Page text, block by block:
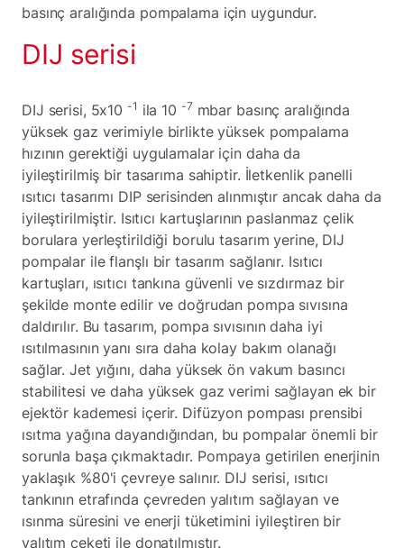
basınç aralığında pompalama için uygundur.
DIJ serisi
DIJ serisi, 5x10 -1 ila 10 -7 mbar basınç aralığında
yüksek gaz verimiyle birlikte yüksek pompalama
hızının gerektiği uygulamalar için daha da
iyileştirilmiş bir tasarıma sahiptir. İletkenlik panelli
ısıtıcı tasarımı DIP serisinden alınmıştır ancak daha da
iyileştirilmiştir. Isıtıcı kartuşlarının paslanmaz çelik
borulara yerleştirildiği borulu tasarım yerine, DIJ
pompalar ile flanşlı bir tasarım sağlanır. Isıtıcı
kartuşları, ısıtıcı tankına güvenli ve sızdırmaz bir
şekilde monte edilir ve doğrudan pompa sıvısına
daldırılır. Bu tasarım, pompa sıvısının daha iyi
ısıtılmasının yanı sıra daha kolay bakım olanağı
sağlar. Jet yığını, daha yüksek ön vakum basıncı
stabilitesi ve daha yüksek gaz verimi sağlayan ek bir
ejektör kademesi içerir. Difüzyon pompası prensibi
ısıtma yağına dayandığından, bu pompalar önemli bir
sorunla başa çıkmaktadır. Pompaya getirilen enerjinin
yaklaşık %80'i çevreye salınır. DIJ serisi, ısıtıcı
tankının etrafında çevreden yalıtım sağlayan ve
ısınma süresini ve enerji tüketimini iyileştiren bir
yalıtım ceketi ile donatılmıştır.